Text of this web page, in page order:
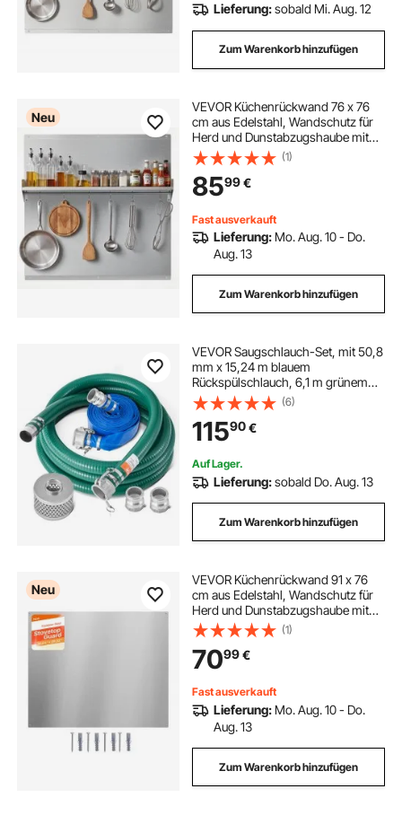
Lieferung:sobald Mi. Aug. 12
Zum Warenkorb hinzufügen
Neu
VEVOR Küchenrückwand 76 x 76
cm aus Edelstahl, Wandschutz für
Herd und Dunstabzugshaube mit
Ablage, Haken und Vorgebohrten
Löchern, Robuste Rückwand für
Küche, Kochen und Praktische
Aufbewahrung
(1)
8599€
Fast ausverkauft
Lieferung: Mo. Aug. 10 - Do.
Aug. 13
Zum Warenkorb hinzufügen
VEVOR Saugschlauch-Set, mit 50,8
mm x 15,24 m blauem
Rückspülschlauch, 6,1 m grünem
Saugschlauch & Stahlsieb mit
rundem Loch, Camlocks,
Klemmen, Cam & Groove-Adapter,
für verschiedene Zwecke
(6)
11590€
Auf Lager.
Lieferung:sobald Do. Aug. 13
Zum Warenkorb hinzufügen
Neu
VEVOR Küchenrückwand 91 x 76
cm aus Edelstahl, Wandschutz für
Herd und Dunstabzugshaube mit
Vorgebohrten Löchern, Robuste
Rückwand Spritzschutz für Küche,
Kochen und Praktische
Aufbewahrung, Silber
(1)
7099€
Fast ausverkauft
Lieferung: Mo. Aug. 10 - Do.
Aug. 13
Zum Warenkorb hinzufügen